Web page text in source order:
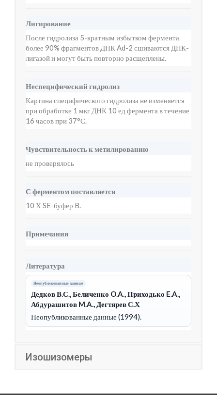
Лигирование
После гидролиза 5-кратным избытком фермента
более 90% фрагментов ДНК Ad-2 сшиваются ДНК-
лигазой и могут быть повторно расщеплены.
Неспецифический гидролиз
Картина специфического гидролиза не изменяется
при обработке 1 мкг ДНК 10 ед фермента в течение
16 часов при 37°С.
Чувствительность к метилированию
не проверялось
С ферментом поставляется
10 Х SE-буфер B.
Примечания
Литература
Неопубликованные данные
Дедков В.С., Беличенко O.A., Приходько E.A.,
Абдурашитов M.A., Дегтярев С.Х
Неопубликованные данные (1994).
Изошизомеры